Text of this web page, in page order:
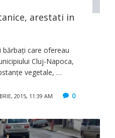
arestati in
care ofereau
Cluj-Napoca,
vegetale, …
2015, 11:39 AM 0